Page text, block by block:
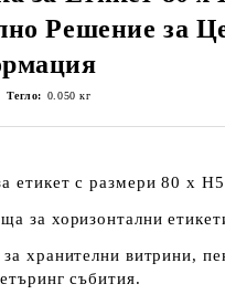
Решение за
Тегло: 0.050 кг
етикетс размери 80 х
за хоризонтални
хранителни витрини,
събития.